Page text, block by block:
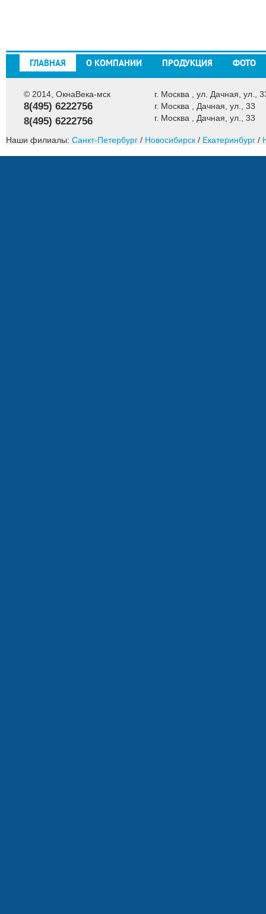
ГЛАВНАЯ О КОМПАНИИ ПРОДУКЦИЯ ФОТО
© 2014, ОкнаВека-мск
8(495) 6222756
8(495) 6222756
г. Москва , ул. Дачная, ул.,
г. Москва , Дачная, ул., 33
г. Москва , Дачная, ул., 33
Наши филиалы: Санкт-Петербург / Новосибирск / Екатеринбург /